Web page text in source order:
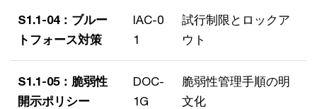
S1.1-04：ブルー
トフォース対策
IAC-0
1
試行制限とロックア
ウト
S1.1-05：脆弱性
開示ポリシー
DOC-
1G
脆弱性管理手順の明
文化